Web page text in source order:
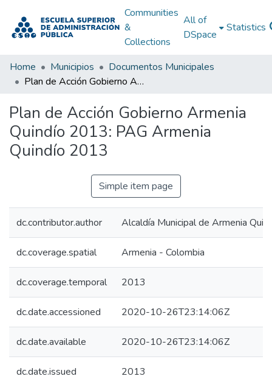
Communities
&
Collections
All of
DSpace
Statistics
Home Municipios
Documentos Municipales
Plan de Acción Gobierno Armenia Quindío 2013: PAG Armenia Quindío 2013
Plan de Acción Gobierno Armenia
Quindío 2013: PAG Armenia
Quindío 2013
Simple item page
dc.contributor.author Alcaldía Municipal de Armenia
dc.coverage.spatial Armenia - Colombia
dc.coverage.temporal 2013
dc.date.accessioned 2020-10-26T23:14:06Z
dc.date.available 2020-10-26T23:14:06Z
dc.date.issued 2013